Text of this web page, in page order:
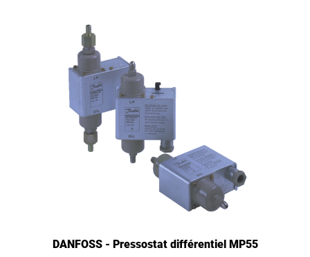
DANFOSS - Pressostat différentiel MP55